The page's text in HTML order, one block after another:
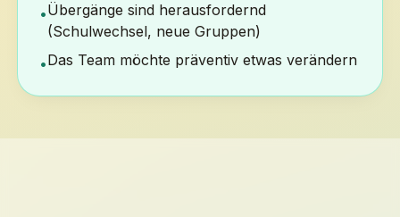
•Übergänge sind herausfordernd
(Schulwechsel, neue Gruppen)
•Das Team möchte präventiv etwas verändern